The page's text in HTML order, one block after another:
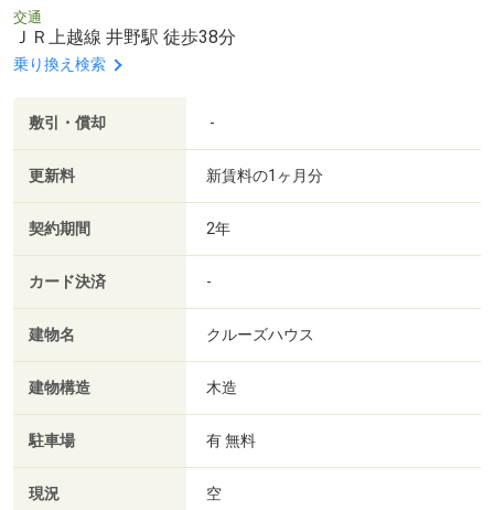
交通
ＪＲ上越線 井野駅 徒歩38分
乗り換え検索
敷引・償却 -
更新料 新賃料の1ヶ月分
契約期間 2年
カード決済 -
建物名 クルーズハウス
建物構造 木造
駐車場 有 無料
現況 空